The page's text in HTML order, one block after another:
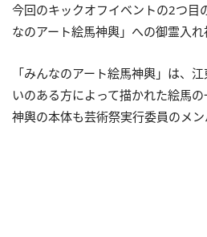
今回のキックオフイベントの2つ目
なのアート絵馬神輿」への御霊入れ
「みんなのアート絵馬神輿」は、
いのある方によって描かれた絵馬の
神輿の本体も芸術祭実行委員のメン